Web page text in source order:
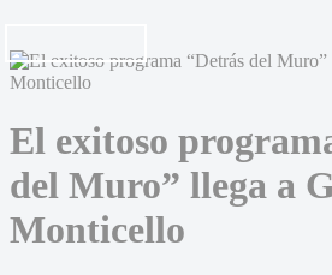
El exitoso
del Muro” llega a
Monticello